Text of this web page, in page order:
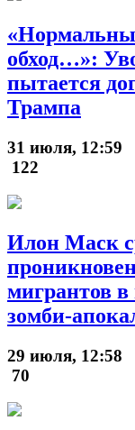
обход…»:
пытается
Трампа
31 июля, 12:59
122
Илон Маск
мигрантов в
зомби-
29 июля, 12:58
70